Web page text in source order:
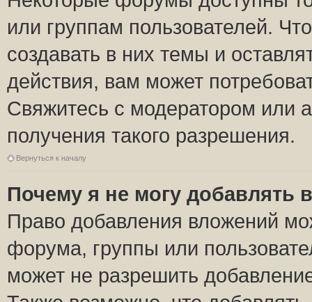
или группам пользователей.
создавать в них темы и
действия, вам может
Свяжитесь с модератором или
получения такого разрешения.
Вернуться к началу
Почему я не могу добавлять
Право добавления вложений
форума, группы или
может не разрешить